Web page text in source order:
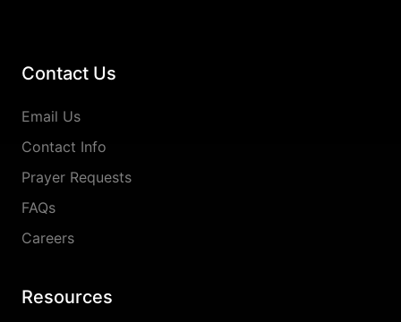
Contact Us
Email Us
Contact Info
Prayer Requests
FAQs
Careers
Resources